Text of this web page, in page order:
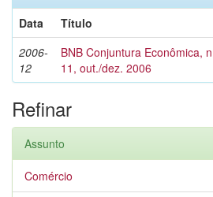
Data
Título
2006-
12
BNB Conjuntura Econômica,
11, out./dez. 2006
Refinar
Assunto
Comércio